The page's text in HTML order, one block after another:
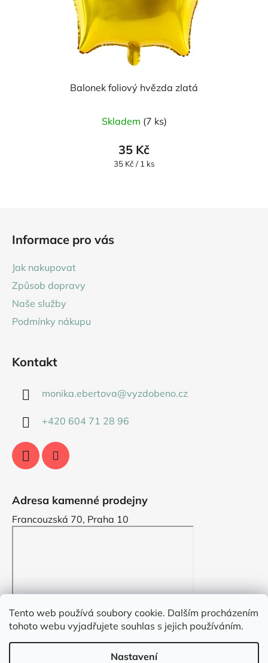
Tento web používá soubory cookie. Dalším procházením
tohoto webu vyjadřujete souhlas s jejich používáním.
Nastavení
Balonek foliový hvězda zlatá
Skladem (7 ks)
35 Kč
Měrná
35 Kč / 1 ks
Informace pro vás
Jak nakupovat
Způsob dopravy
Naše služby
Podmínky nákupu
Kontakt
monika.ebertova@vyzdobeno.cz
+420 604 71 28 96
Adresa kamenné prodejny
Francouzská 70, Praha 10